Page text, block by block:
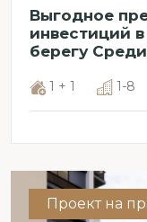
Выгодное
инвестиций
берегу
1 + 1 1-8
Проект на